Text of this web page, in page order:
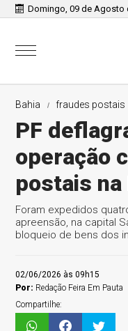
Domingo, 09 de Agosto
Bahia fraudes postais
PF
operação
postais na
Foram expedidos
apreensão, na capital
bloqueio de bens dos
02/06/2026 às 09h15
Por: Redação Feira Em Pauta
Compartilhe: